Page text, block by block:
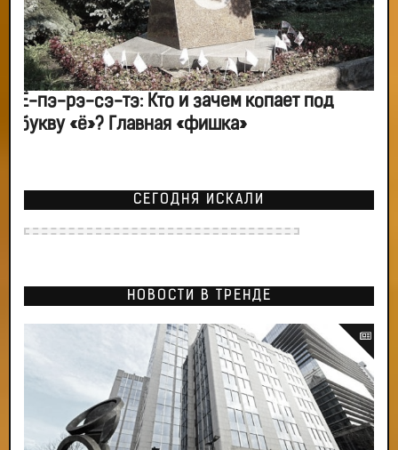
Ё-пэ-рэ-сэ-тэ: Кто и зачем копает под
букву «ё»? Главная «фишка»
СЕГОДНЯ ИСКАЛИ
НОВОСТИ В ТРЕНДЕ